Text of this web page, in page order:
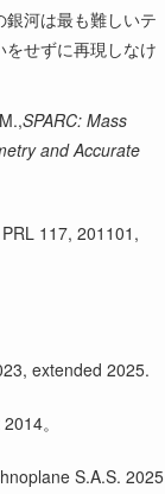
銀河は最も難しいテ
せずに再現しなけ
SPARC: Mass
and Accurate
117, 201101,
extended 2025.
。
S.A.S. 2025